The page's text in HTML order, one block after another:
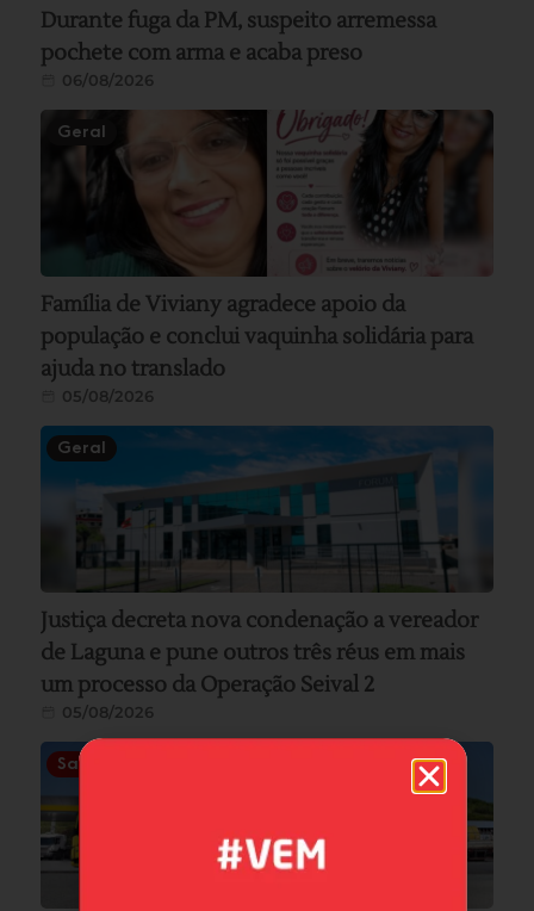
Durante fuga da PM, suspeito arremessa
pochete com arma e acaba preso
06/08/2026
Geral
Família de Viviany agradece apoio da
população e conclui vaquinha solidária para
ajuda no translado
05/08/2026
Geral
Justiça decreta nova condenação a vereador
de Laguna e pune outros três réus em mais
um processo da Operação Seival 2
05/08/2026
Saúde